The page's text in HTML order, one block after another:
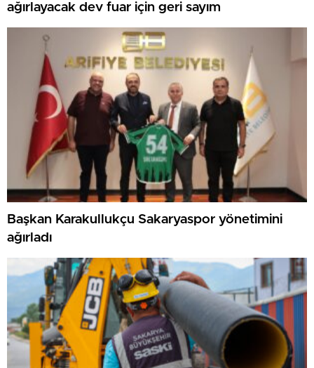
ağırlayacak dev fuar için geri sayım
Başkan Karakullukçu Sakaryaspor yönetimini
ağırladı